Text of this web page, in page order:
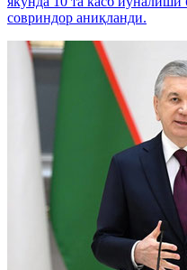
совриндор аниқланди.